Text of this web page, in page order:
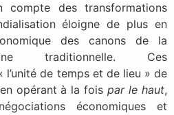
compte des transformations
éloigne de plus en
des canons de la
traditionnelle. Ces
de temps et de lieu » de
opérant à la foispar le haut,
économiques et